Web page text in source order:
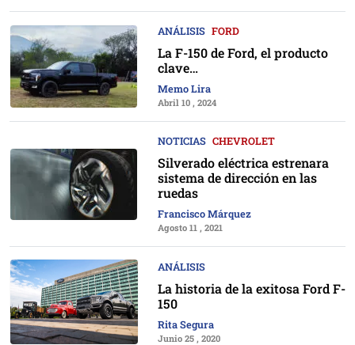
ANÁLISIS FORD
La F-150 de Ford, el producto
clave…
Memo Lira
Abril 10 , 2024
NOTICIAS CHEVROLET
Silverado eléctrica estrenara
sistema de dirección en las
ruedas
Francisco Márquez
Agosto 11 , 2021
ANÁLISIS
La historia de la exitosa Ford F-
150
Rita Segura
Junio 25 , 2020